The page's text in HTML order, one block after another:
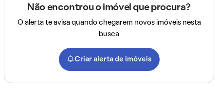
Não encontrou o imóvel que procura?
O alerta te avisa quando chegarem novos imóveis nesta
busca
Criar alerta de imóveis